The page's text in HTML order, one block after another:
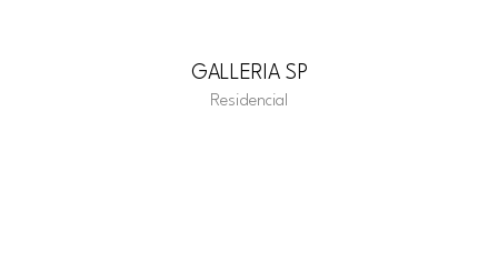
GALLERIA SP
Residencial